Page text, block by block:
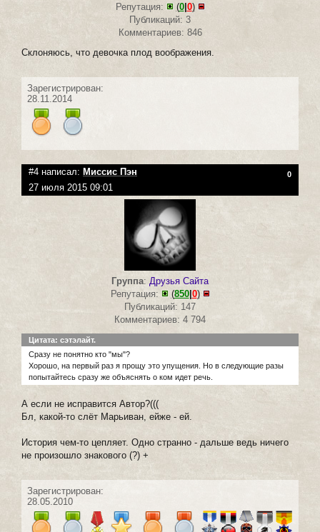
Репутация:
(0| 0)
Публикаций: 3
Комментариев: 846
Склоняюсь, что девочка плод воображения.
Зарегистрирован:
28.11.2014
#4 написал: Миссис Пэн 0
27 июля 2015 09:01
Группа: Друзья Сайта
Репутация:
(850| 0)
Публикаций: 147
Комментариев: 4 794
Цитата: сэтэлайт.
Сразу не понятно кто "мы"?
Хорошо, на первый раз я прощу это упущения. Но в следующие разы
попытайтесь сразу же объяснять о ком идет речь.
А если не исправится Автор?(((
Бл, какой-то слёт Марьиван, ейже - ей.
История чем-то цепляет. Одно странно - дальше ведь ничего
не произошло знакового (?) +
Зарегистрирован:
28.05.2010